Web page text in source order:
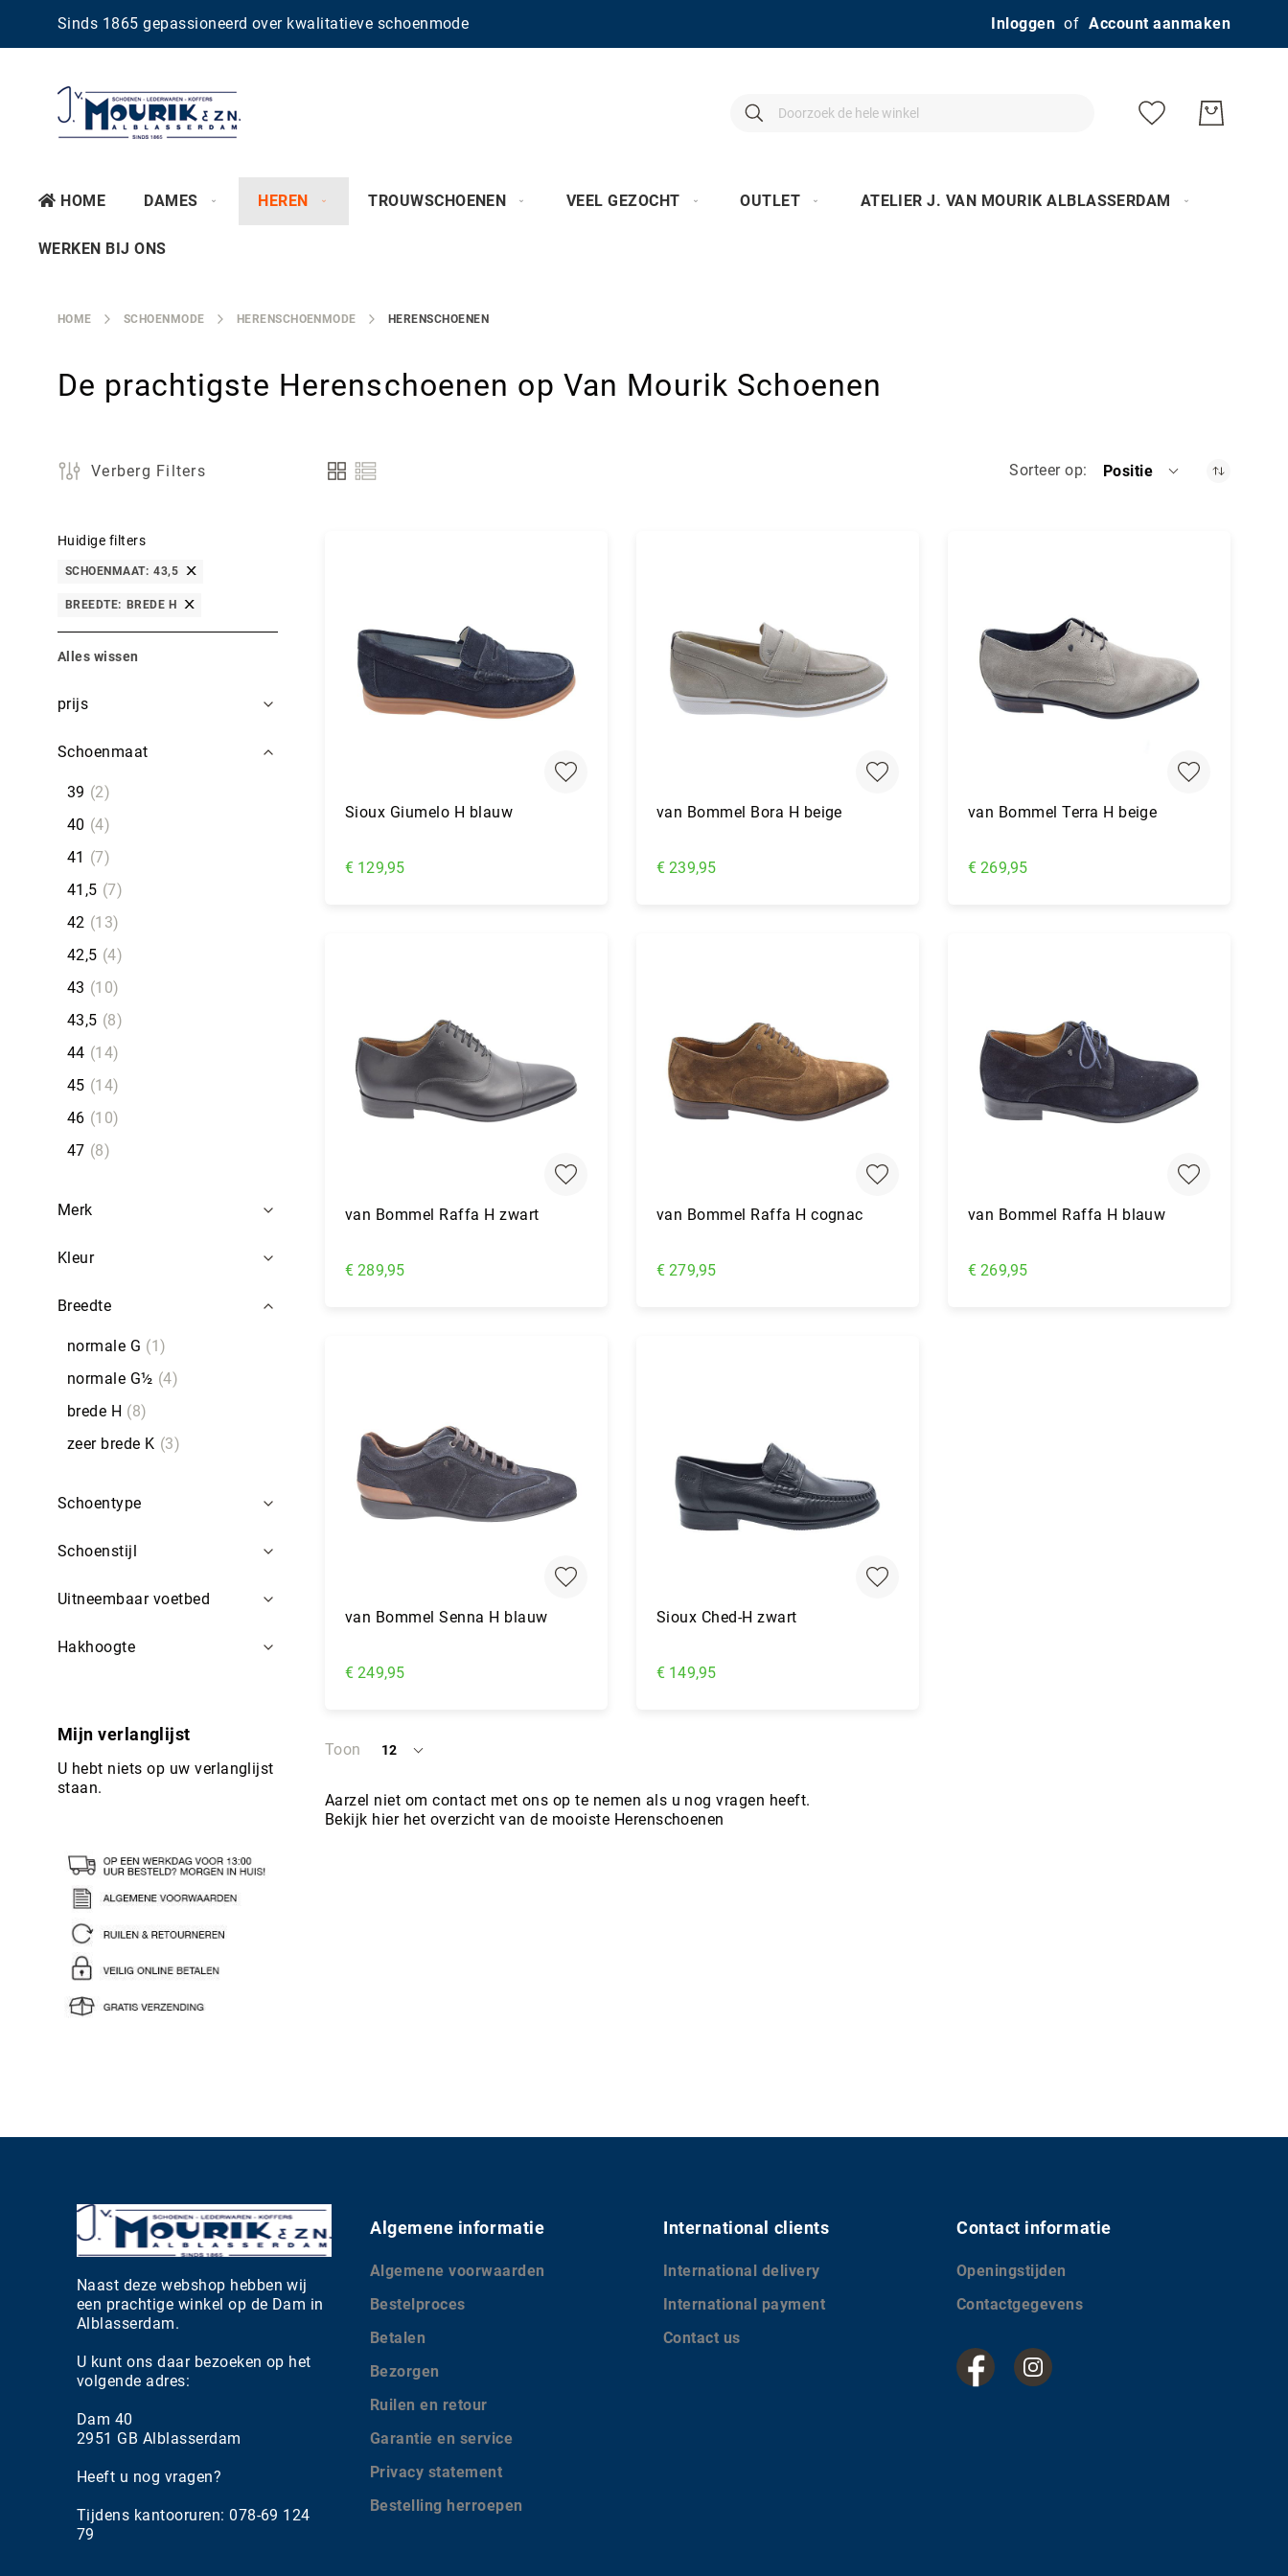
Sinds 1865 gepassioneerd over kwalitatieve schoenmode
Ga
Inloggen Account aanmaken
Search
Search
HOME DAMES HEREN TROUWSCHOENEN VEEL GEZOCHT OUTLET ATELIER J. VAN MOURIK ALBLASSERDAM
WERKEN BIJ ONS
HOME SCHOENMODE HERENSCHOENMODE HERENSCHOENEN
De prachtigste Herenschoenen op Van Mourik Schoenen
Tonen
Sorteer op Positie
Sioux Giumelo H blauw
€ 129,95
van Bommel Bora H beige
€ 239,95
van Bommel Terra H beige
€ 269,95
van Bommel Raffa H zwart
€ 289,95
van Bommel Raffa H cognac
€ 279,95
van Bommel Raffa H blauw
€ 269,95
van Bommel Senna H blauw
€ 249,95
Sioux Ched-H zwart
€ 149,95
Toon 12
per
Aarzel niet om contact met ons op te nemen als u nog vragen heeft.
Bekijk hier het overzicht van de mooiste Herenschoenen
Huidige filters
SCHOENMAAT 43,5
BREEDTE BREDE H
Alles wissen
prijs
Schoenmaat
39
2
40
4
41
7
41,5
7
42
13
42,5
4
43
10
43,5
8
44
14
45
14
46
10
47
8
Merk
Kleur
Breedte
normale G
1
normale G½ 4
brede H
8
zeer brede K
3
Schoentype
Schoenstijl
Uitneembaar voetbed
Hakhoogte
Verberg Filters
Mijn verlanglijst
U hebt niets op uw verlanglijst
staan.
Naast deze webshop hebben wij
een prachtige winkel op de Dam in
Alblasserdam.
U kunt ons daar bezoeken op het
volgende adres:
Dam 40
2951 GB Alblasserdam
Heeft u nog vragen?
Tijdens kantooruren: 078-69 124
79
Algemene informatie
Algemene voorwaarden
Bestelproces
Betalen
Bezorgen
Ruilen en retour
Garantie en service
Privacy statement
Bestelling herroepen
International clients
International delivery
International payment
Contact us
Contact informatie
Openingstijden
Contactgegevens